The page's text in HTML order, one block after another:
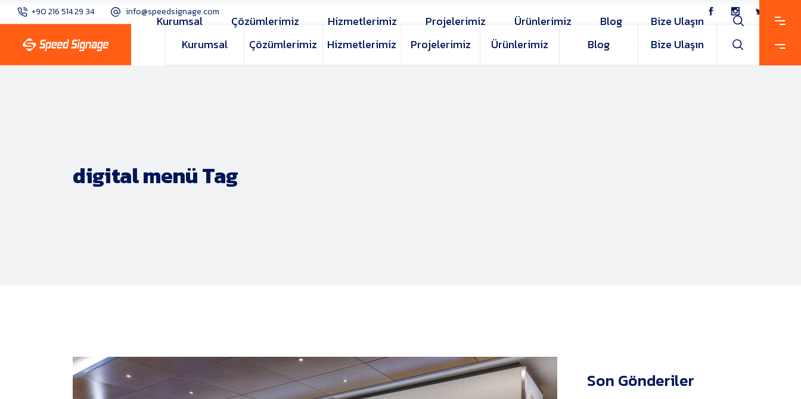
+90 216 514 29 34 info@speedsignage.com
Kurumsal Çözümlerimiz Hizmetlerimiz Projelerimiz Ürünlerimiz Blog Bize Ulaşın
Kurumsal Çözümlerimiz Hizmetlerimiz Projelerimiz Ürünlerimiz Blog Bize Ulaşın
digital menü Tag
Son Gönderiler